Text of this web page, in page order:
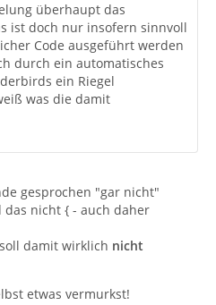
überhaupt das
ist doch nur insofern sinnvoll
Code ausgeführt werden
durch ein automatisches
ein Riegel
was die damit
gesprochen "gar nicht"
nicht { - auch daher
damit wirklich nicht
etwas vermurkst!